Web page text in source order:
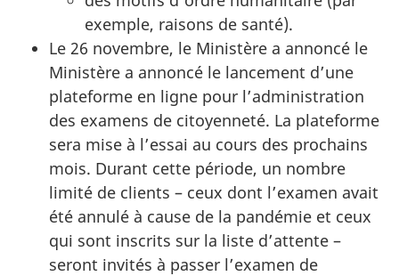
exemple, raisons de santé).
Le 26 novembre, le Ministère a annoncé le
Ministère a annoncé le lancement d’une
plateforme en ligne pour l’administration
des examens de citoyenneté. La plateforme
sera mise à l’essai au cours des prochains
mois. Durant cette période, un nombre
limité de clients – ceux dont l’examen avait
été annulé à cause de la pandémie et ceux
qui sont inscrits sur la liste d’attente –
seront invités à passer l’examen de